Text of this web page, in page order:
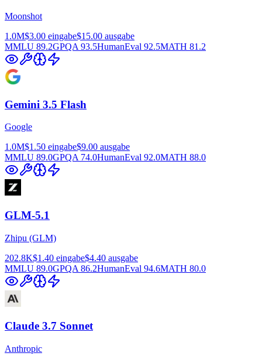
Moonshot
1.0M$3.00 eingabe$15.00 ausgabe
MMLU 89.2GPQA 93.5HumanEval 92.5MATH 81.2
Gemini 3.5 Flash
Google
1.0M$1.50 eingabe$9.00 ausgabe
MMLU 89.0GPQA 74.0HumanEval 92.0MATH 88.0
GLM-5.1
Zhipu (GLM)
202.8K$1.40 eingabe$4.40 ausgabe
MMLU 89.0GPQA 86.2HumanEval 94.6MATH 80.0
Claude 3.7 Sonnet
Anthropic